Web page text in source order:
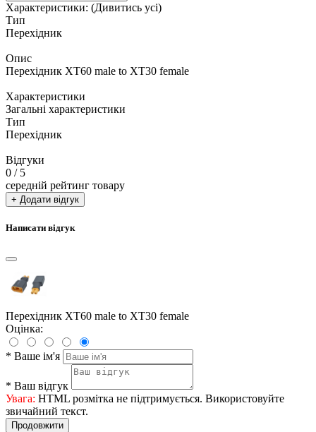
Характеристики: (Дивитись усі)
Тип
Перехідник
Опис
Перехідник XT60 male to XT30 female
Характеристики
Загальні характеристики
Тип
Перехідник
Відгуки
0 / 5
середній рейтинг товару
+ Додати відгук
Написати відгук
Перехідник XT60 male to XT30 female
Оцінка:
* Ваше ім'я
* Ваш відгук
Увага: HTML розмітка не підтримується. Використовуйте
звичайний текст.
Продовжити